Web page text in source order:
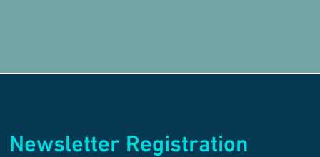
Newsletter Registration